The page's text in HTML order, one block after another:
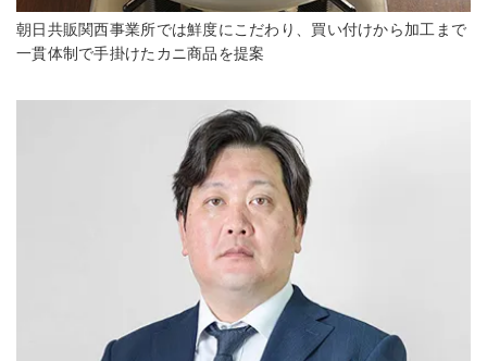
朝日共販関西事業所では鮮度にこだわり、買い付けから加工まで
一貫体制で手掛けたカニ商品を提案